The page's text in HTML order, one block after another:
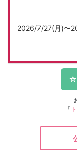
2026/7/27(月)〜
「